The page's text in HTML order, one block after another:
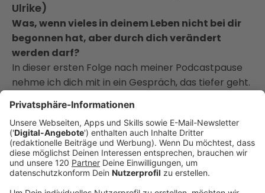
Ulrike)
Was, wenn vieles in deinem Leben nicht bei dir
begonnen hat, aber durch dich verändert
werden darf?
In dieser ersten Folge nach meiner Podcastpause
nehme ich dich mit in ein Gespräch, das tiefer geht.
ich Räume öffnen möchte für neue Perspektiven,
neue Zugänge und Wachstum, das über das
hinausgeht, was wir im Alltag oft greifen können.
Ich spreche mitUlrike, die mit derAkasha-
Chronikarbeitet und Menschen dabei begleitet,